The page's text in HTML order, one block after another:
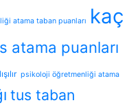
atama taban puanları
kaç
atama puanları
psikoloji öğretmenliği atama
tus taban